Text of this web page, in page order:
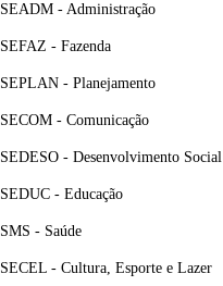
SEADM - Administração
SEFAZ - Fazenda
SEPLAN - Planejamento
SECOM - Comunicação
SEDESO - Desenvolvimento Social
SEDUC - Educação
SMS - Saúde
SECEL - Cultura, Esporte e Lazer